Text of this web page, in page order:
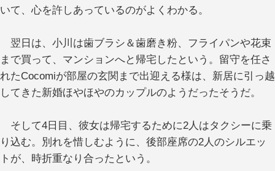
いて、心を許しあっているのがよくわかる。
翌日は、小川は歯ブラシ＆歯磨き粉、フライパンや花束
まで買って、マンションへと帰宅したという。留守を任さ
れたCocomiが部屋の玄関まで出迎える様は、新居に引っ越
してきた新婚ほやほやのカップルのようだったそうだ。
そして4日目、彼女は帰宅するために2人はタクシーに乗
り込む。別れを惜しむように、後部座席の2人のシルエッ
トが、時折重なり合ったという。